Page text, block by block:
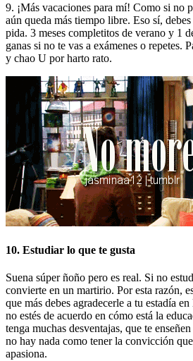
9. ¡Más vacaciones para mí! Como si no
aún queda más tiempo libre. Eso sí,
pida. 3 meses completitos de verano y 1
ganas si no te vas a exámenes o repetes.
y chao U por harto rato.
10. Estudiar lo que te gusta
Suena súper ñoño pero es real. Si no
convierte en un martirio. Por esta razón,
que más debes agradecerle a tu estadía
no estés de acuerdo en cómo está la
tenga muchas desventajas, que te
no hay nada como tener la convicción
apasiona.